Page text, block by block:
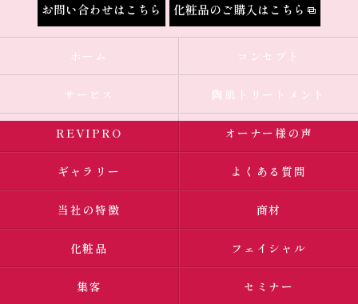
お問い合わせはこちら 化粧品のご購入はこちら
ホーム コンセプト
サービス 陶肌トリートメント
REVIPRO オーナー様の声
ギャラリー よくある質問
当社の特徴 商材
化粧品 フェイシャル
集客 セミナー